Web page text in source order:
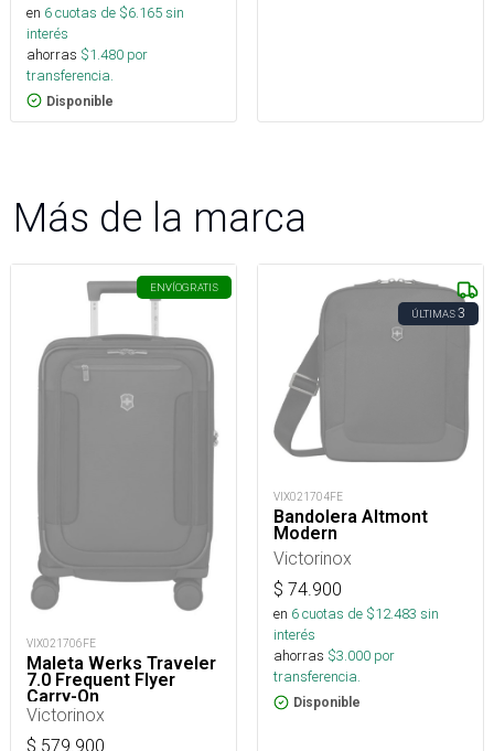
en 6cuotas de $6.165sin
interés
ahorras $1.480 por
transferencia.
Disponible
Más de la marca
ENVÍOGRATIS
VIX021706FE
Maleta Werks Traveler
7.0 Frequent Flyer
Carry-On
Victorinox
$ 579.900
ÚLTIMAS3
VIX021704FE
Bandolera Altmont
Modern
Victorinox
$ 74.900
en 6cuotas de $12.483 sin
interés
ahorras $3.000 por
transferencia.
Disponible